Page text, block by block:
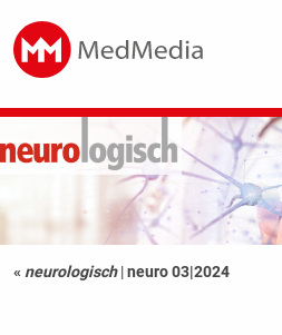
« neurologisch |neuro 03|2024